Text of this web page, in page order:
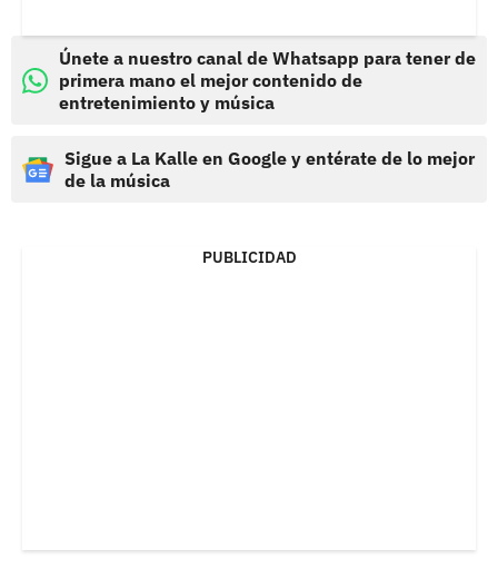
Únete a nuestro canal de Whatsapp para tener de
primera mano el mejor contenido de
entretenimiento y música
Sigue a La Kalle en Google y entérate de lo mejor
de la música
PUBLICIDAD